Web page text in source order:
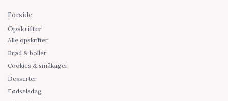
Forside
Opskrifter
Alle opskrifter
Brød & boller
Cookies & småkager
Desserter
Fødselsdag